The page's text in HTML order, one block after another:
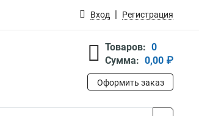
Вход Регистрация
Товаров: 0
Сумма: 0,00 ₽
Оформить заказ